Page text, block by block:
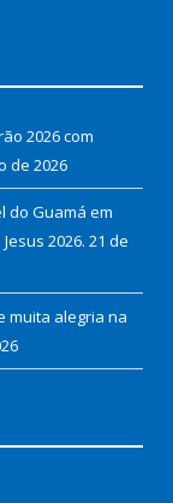
2026 com
de 2026
do Guamá em
2026. 21 de
muita alegria na